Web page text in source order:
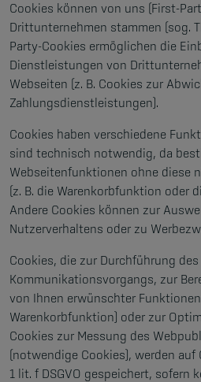
Cookies können von uns (First-
Drittunternehmen stammen (sog.
Party-Cookies ermöglichen die
Dienstleistungen von
Webseiten (z. B. Cookies zur
Zahlungsdienstleistungen).
Cookies haben verschiedene
sind technisch notwendig, da
Webseitenfunktionen ohne diese
(z. B. die Warenkorbfunktion oder
Andere Cookies können zur
Nutzerverhaltens oder zu
Cookies, die zur Durchführung
Kommunikationsvorgangs, zur
von Ihnen erwünschter Funktionen
Warenkorbfunktion) oder zur
Cookies zur Messung des
(notwendige Cookies), werden auf
1 lit. f DSGVO gespeichert, sofern